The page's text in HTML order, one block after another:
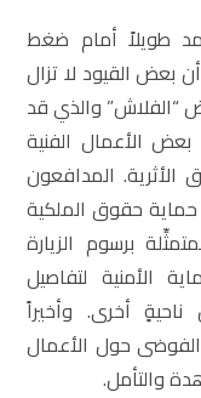
طويلاً أمام ضغط
بعض القيود لا تزال
“الفلاش” والذي قد
الأعمال الفنية
الأثرية. المدافعون
حماية حقوق الملكية
برسوم الزيارة
الأمنية لتفاصيل
أخرى. وأخيراً
حول الأعمال
والتأمل.